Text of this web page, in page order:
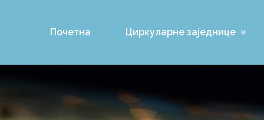
Почетна Циркуларне заједнице